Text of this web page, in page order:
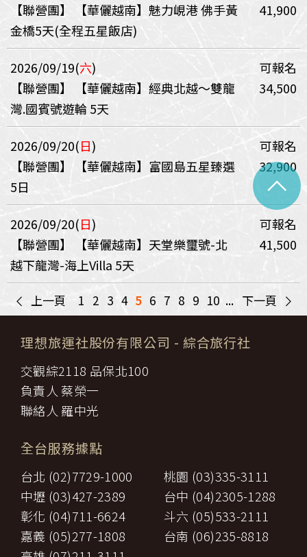
【聯營團】
【華儷越南】魅力峴港 佛手黃
金橋5天(全程五星飯店)
41,900
2026/09/19(六)
可報名
【聯營團】
【華儷越南】經典北越～雙龍
灣.國賓號遊輪 5天
34,500
2026/09/20(日)
可報名
【聯營團】
【華儷越南】富國島五星臻選
5日
32,900
2026/09/20(日)
可報名
【聯營團】
【華儷越南】天堂樂璽號-北
越下龍灣-海上Villa 5天
41,500
< 上一頁 1 2 3 4 5 6 7 8 9 10 ... 下一頁 >
理想旅運社股份有限公司 - 綜合旅行社
交觀綜2118 品保北100
負責人 蔡榮一
聯絡人 羅中光
全台服務據點
台北 (02)7729-1000
桃園 (03)335-3111
中壢 (03)427-2389
台中 (04)2305-1288
彰化 (04)711-6624
斗六 (05)533-2111
嘉義 (05)277-1808
台南 (06)235-8818
^